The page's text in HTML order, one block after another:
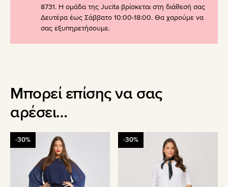
8731. Η ομάδα της Jucita βρίσκεται στη διάθεσή σας
Δευτέρα έως Σάββατο 10:00-18:00. Θα χαρούμε να
σας εξυπηρετήσουμε.
Μπορεί επίσης να σας
αρέσει…
-30%
Αυτό
το
πολλαπλές
-30%
Αυτό
το